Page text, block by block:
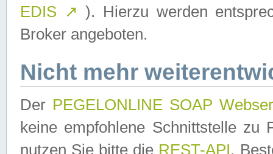
EDIS ↗ ). Hierzu werden
Broker angeboten.
Nicht mehr
Der PEGELONLINE SOAP
keine empfohlene Schnittstelle zu
nutzen Sie bitte die REST-API.